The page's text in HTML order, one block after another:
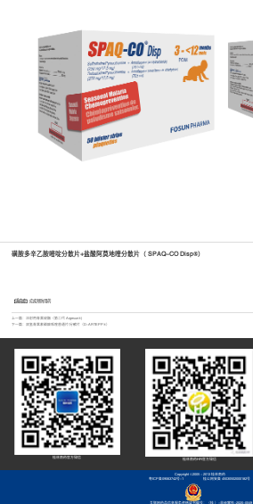
磺胺多辛乙胺嘧啶分散片+盐酸阿莫地喹分散片（ SPAQ-CO Disp®）
【适应症】疟疾预防用药
上一篇：
注射用青蒿琥酯（第二代 Argesun®)
下一篇：
双氢青蒿素磷酸哌喹普通片/分散片（D-ARTEPP®）
桂林南药官方微信
桂林南药HR官方微信
Copyright ©2005 - 2013 桂林南药
粤ICP备09063742号-1
桂公网安备 45030502000182号
互联网药品信息服务资格证书编号：（桂 ）-非经营性-2020-0049